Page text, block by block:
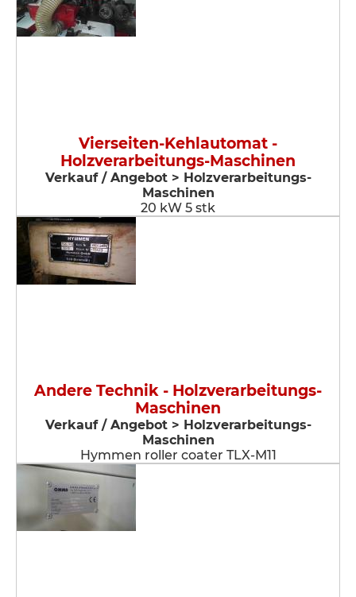
Vierseiten-Kehlautomat -
Holzverarbeitungs-Maschinen
Verkauf / Angebot > Holzverarbeitungs-
Maschinen
20 kW 5 stk
Andere Technik - Holzverarbeitungs-
Maschinen
Verkauf / Angebot > Holzverarbeitungs-
Maschinen
Hymmen roller coater TLX-M11